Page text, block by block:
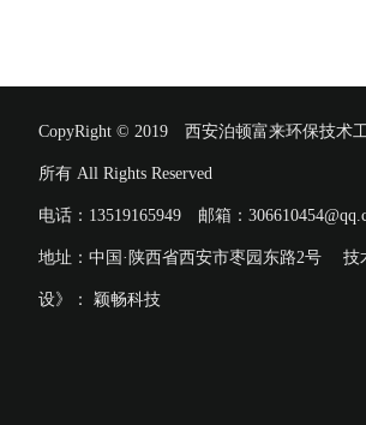
CopyRight © 2019 西安泊顿富来环保技术
所有 All Rights Reserved
电话：13519165949 邮箱：
地址：中国·陕西省西安市枣园东路2号 技
设》： 颖畅科技